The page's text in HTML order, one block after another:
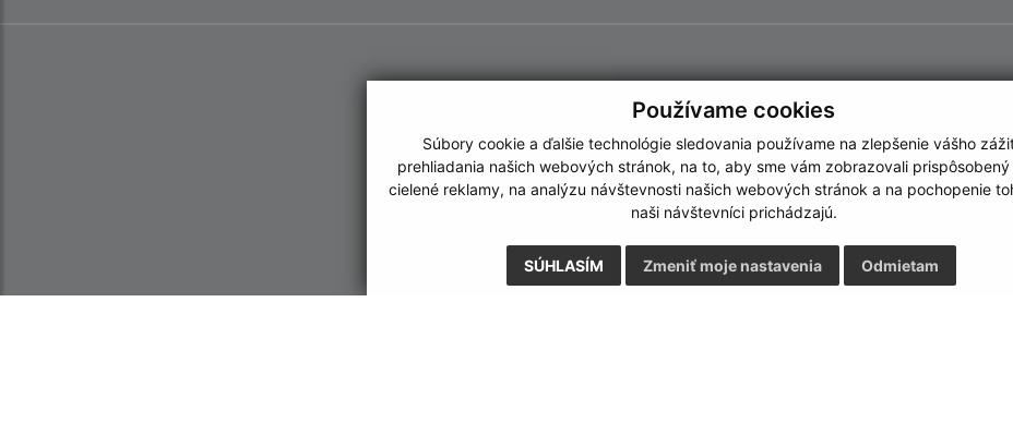
Používame cookies
Súbory cookie a ďalšie technológie sledovania používame na zlepšenie vášho
prehliadania našich webových stránok, na to, aby sme vám zobrazovali prispôsobený
cielené reklamy, na analýzu návštevnosti našich webových stránok a na pochopenie
naši návštevníci prichádzajú.
SÚHLASÍM Odmietam
Zmeniť moje nastavenia